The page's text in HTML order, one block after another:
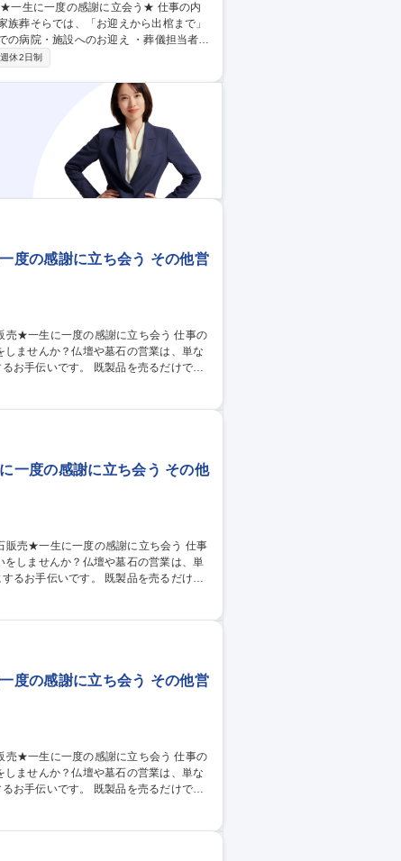
葬そらでは、「お迎えから出棺まで」
！入社後の研修が充実していますので
休2日制
度の感謝に立ち会う その他営
ませんか？仏壇や墓石の営業は、単な
製品を売るだけでな
メイドに近い要素があります。 お客様
一度の感謝に立ち会う その他
しませんか？仏壇や墓石の営業は、単
。 既製品を売るだけで
ーメイドに近い要素があります。 お客
度の感謝に立ち会う その他営
ませんか？仏壇や墓石の営業は、単な
製品を売るだけでな
メイドに近い要素があります。 お客様